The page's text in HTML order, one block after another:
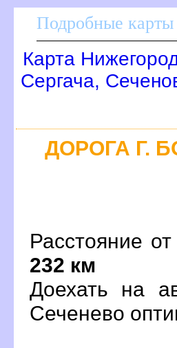
Подробные
Карта
Сергача,
ДОРОГА Г.
Расстояние
232 км
Доехать на
Сеченево